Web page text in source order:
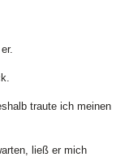
traute ich meinen
ließ er mich